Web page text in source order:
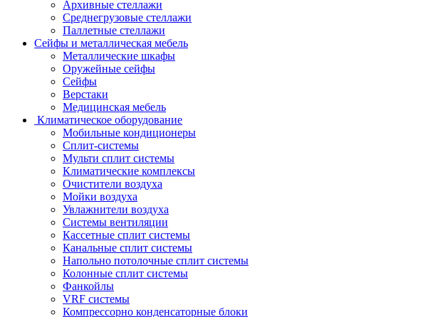
Архивные стеллажи
Среднегрузовые стеллажи
Паллетные стеллажи
Сейфы и металлическая мебель
Металлические шкафы
Оружейные сейфы
Сейфы
Верстаки
Медицинская мебель
Климатическое оборудование
Мобильные кондиционеры
Сплит-системы
Мульти сплит системы
Климатические комплексы
Очистители воздуха
Мойки воздуха
Увлажнители воздуха
Системы вентиляции
Кассетные сплит системы
Канальные сплит системы
Напольно потолочные сплит системы
Колонные сплит системы
Фанкойлы
VRF системы
Компрессорно конденсаторные блоки